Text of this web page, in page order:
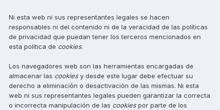
Ni esta web ni sus representantes legales se hacen
responsables ni del contenido ni de la veracidad de las políticas
de privacidad que puedan tener los terceros mencionados en
esta política de cookies.
Los navegadores web son las herramientas encargadas de
almacenar las cookiesy desde este lugar debe efectuar su
derecho a eliminación o desactivación de las mismas. Ni esta
web ni sus representantes legales pueden garantizar la correcta
o incorrecta manipulación de las cookiespor parte de los